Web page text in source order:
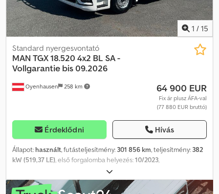
Motor lökettérfogat: 6.871 cm³ Üres tömeg: 6.400 kg Hasznos
teher: 5.590 kg Megengedett össztömeg: 11.990 kg Műszaki vizsga
érvényes: 11/2026-ig
1 / 15
Oyenhausen 258 km
Standard nyergesvontató
MAN TGX 18.520 4x2 BL SA -
Vollgarantie bis 09.2026
64 900 EUR
Fix ár plusz ÁFA-val
(77 880 EUR bruttó)
Érdeklődni Hívás
Állapot: használt, futásteljesítmény: 301 856 km, teljesítmény: 382
kW (519,37 LE), első forgalomba helyezés:10/2023,
, saját tömeg:
10 002 kg, össztömeg:18 000 kg, tengelyelrendezés:4x2,
tengelytáv:3 600 mm, szín: fehér, vezetőfülke:
, hajtástípus: